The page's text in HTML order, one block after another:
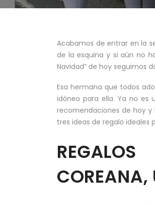
Acabamos de entrar en la
de la esquina y si aún no
Navidad” de hoy seguimos
Esa hermana que todos
idóneo para ella. Ya no es
recomendaciones de hoy
tres ideas de regalo ideales
COREANA,